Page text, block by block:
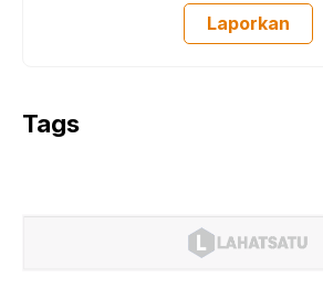
Laporkan
Tags